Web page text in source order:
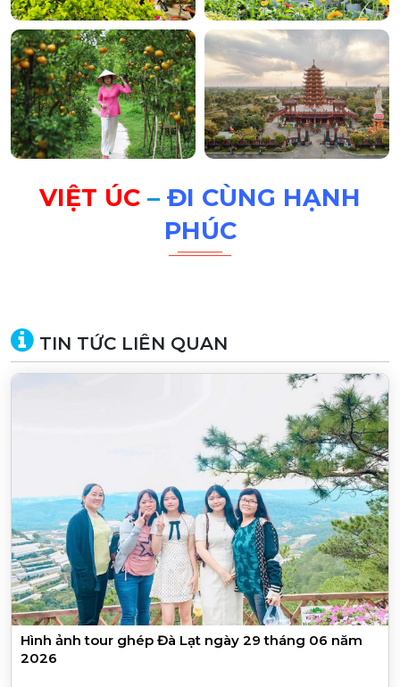
VIỆT ÚC – ĐI CÙNG HẠNH
PHÚC
TIN TỨC LIÊN QUAN
Hình ảnh tour ghép Đà Lạt ngày 29 tháng 06 năm
2026